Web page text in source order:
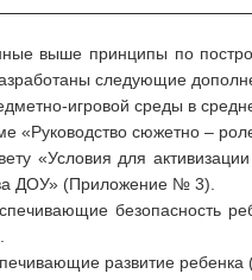
выше принципы по
следующие
игровой среды в
«Руководство сюжетно –
«Условия для
ДОУ» (Приложение № 3).
безопасность
развитие